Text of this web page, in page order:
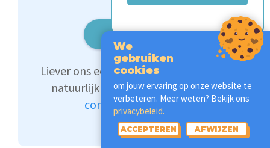
Stuur
Liever ons een e-mail sturen? Dat kan
natuurlijk ook. Vul simpelweg ons
contactformulierin.
We
gebruiken
cookies
om jouw ervaring op onze website te
verbeteren. Meer weten? Bekijk ons
privacybeleid.
ACCEPTEREN AFWIJZEN